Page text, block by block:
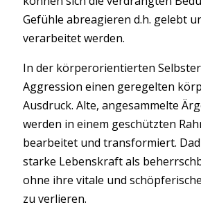
Gefühle abreagieren d.h. gelebt
verarbeitet werden.
In der körperorientierten
Aggression einen geregelten
Ausdruck. Alte, angesammelte
werden in einem geschützten
bearbeitet und transformiert.
starke Lebenskraft als
ohne ihre vitale und
zu verlieren.